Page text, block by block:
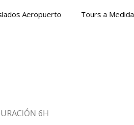
Aeropuerto Tours a Medida
6H